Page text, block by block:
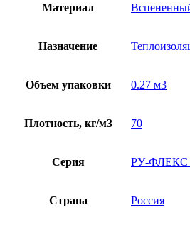
Материал
Назначение
Объем упаковки 0.27 м3
Плотность, кг/м3 70
Серия РУ-
Страна Россия